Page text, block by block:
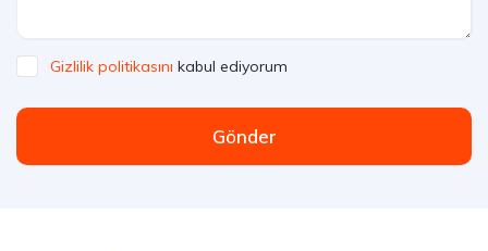
Gizlilik politikasını kabul ediyorum
Gönder